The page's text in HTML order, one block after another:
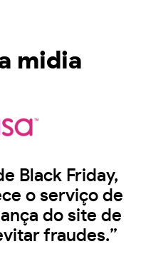
midia
Black Friday,
o serviço de
do site de
fraudes.”